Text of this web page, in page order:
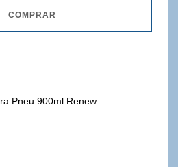
COMPRAR